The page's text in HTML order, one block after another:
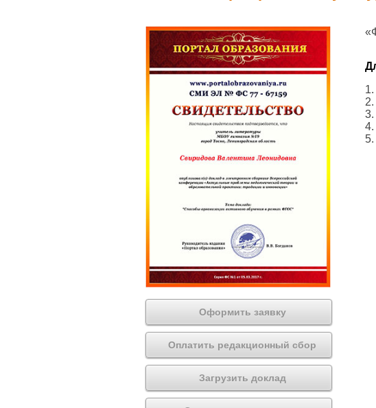
Оформить заявку
Оплатить редакционный сбор
Загрузить доклад
3.
4.